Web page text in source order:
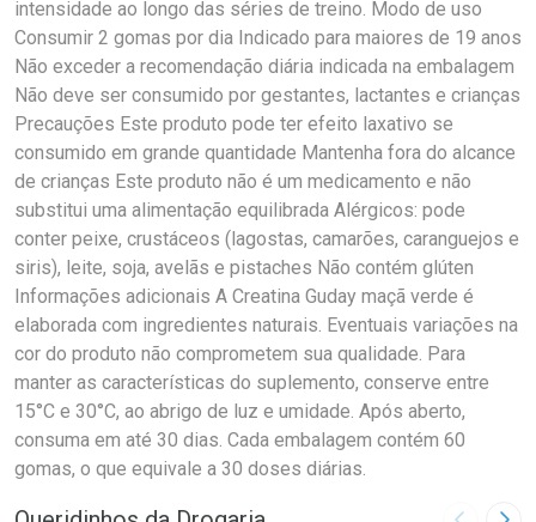
intensidade ao longo das séries de treino. Modo de uso
Consumir 2 gomas por dia Indicado para maiores de 19 anos
Não exceder a recomendação diária indicada na embalagem
Não deve ser consumido por gestantes, lactantes e crianças
Precauções Este produto pode ter efeito laxativo se
consumido em grande quantidade Mantenha fora do alcance
de crianças Este produto não é um medicamento e não
substitui uma alimentação equilibrada Alérgicos: pode
conter peixe, crustáceos (lagostas, camarões, caranguejos e
siris), leite, soja, avelãs e pistaches Não contém glúten
Informações adicionais A Creatina Guday maçã verde é
elaborada com ingredientes naturais. Eventuais variações na
cor do produto não comprometem sua qualidade. Para
manter as características do suplemento, conserve entre
15°C e 30°C, ao abrigo de luz e umidade. Após aberto,
consuma em até 30 dias. Cada embalagem contém 60
gomas, o que equivale a 30 doses diárias.